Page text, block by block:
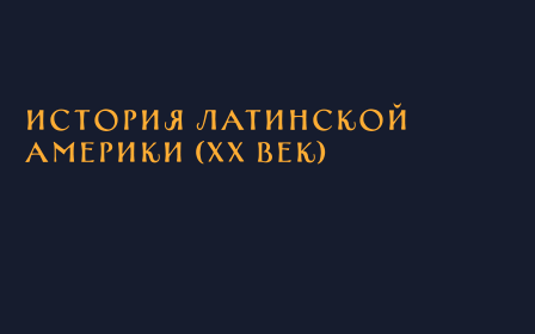
История Латинской
Америки (XX век)